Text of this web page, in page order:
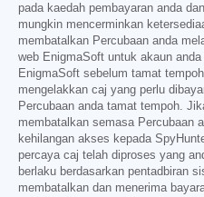
pada kaedah pembayaran anda
mungkin mencerminkan
membatalkan Percubaan anda
web EnigmaSoft untuk akaun
EnigmaSoft sebelum tamat
mengelakkan caj yang perlu
Percubaan anda tamat tempoh.
membatalkan semasa Percubaan
kehilangan akses kepada
percaya caj telah diproses yang
berlaku berdasarkan pentadbiran
membatalkan dan menerima